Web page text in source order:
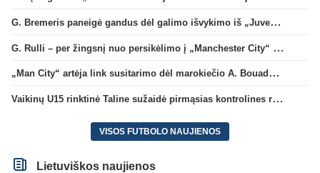
G. Bremeris paneigė gandus dėl galimo išvykimo iš „Juventus“ klubo
G. Rulli – per žingsnį nuo persikėlimo į „Manchester City“ klubą
„Man City“ artėja link susitarimo dėl marokiečio A. Bouaddi persikėlimo
Vaikinų U15 rinktinė Taline sužaidė pirmąsias kontrolines rungtynes
VISOS FUTBOLO NAUJIENOS
Lietuviškos naujienos